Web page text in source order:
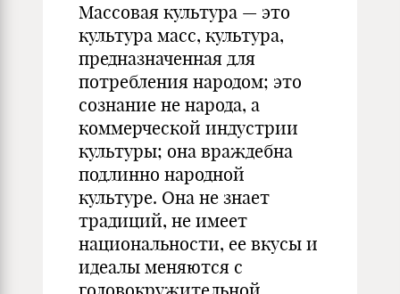
Массовая культура — это
культура масс, культура,
предназначенная для
потребления народом; это
сознание не народа, а
коммерческой индустрии
культуры; она враждебна
подлинно народной
культуре. Она не знает
традиций, не имеет
национальности, ее вкусы и
идеалы меняются с